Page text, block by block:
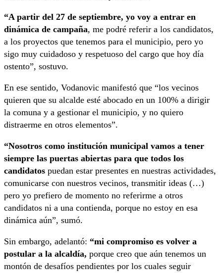
“A partir del 27 de septiembre, yo voy a entrar en
dinámica de campaña, me podré referir a los candidatos,
a los proyectos que tenemos para el municipio, pero yo
sigo muy cuidadoso y respetuoso del cargo que hoy día
ostento”, sostuvo.
En ese sentido, Vodanovic manifestó que “los vecinos
quieren que su alcalde esté abocado en un 100% a dirigir
la comuna y a gestionar el municipio, y no quiero
distraerme en otros elementos”.
“Nosotros como institución municipal vamos a tener
siempre las puertas abiertas para que todos los
candidatos puedan estar presentes en nuestras actividades,
comunicarse con nuestros vecinos, transmitir ideas (…)
pero yo prefiero de momento no referirme a otros
candidatos ni a una contienda, porque no estoy en esa
dinámica aún”, sumó.
Sin embargo, adelantó: “mi compromiso es volver a
postular a la alcaldía, porque creo que aún tenemos un
montón de desafíos pendientes por los cuales seguir